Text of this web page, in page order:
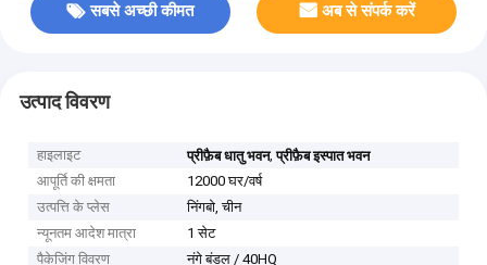
सबसे अच्छी कीमत अब से संपर्क करें
उत्पाद विवरण
हाइलाइट प्रीफ़ैब धातु भवन,प्रीफ़ैब इस्पात भवन
आपूर्ति की क्षमता
12000 घर/वर्ष
उत्पत्ति के प्लेस
निंगबो, चीन
न्यूनतम आदेश मात्रा
1 सेट
पैकेजिंग विवरण
नंगे बंडल / 40HQ